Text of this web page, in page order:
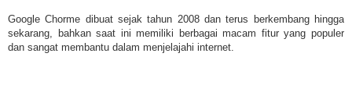
Google Chorme dibuat sejak tahun 2008 dan terus berkembang hingga
sekarang, bahkan saat ini memiliki berbagai macam fitur yang populer
dan sangat membantu dalam menjelajahi internet.